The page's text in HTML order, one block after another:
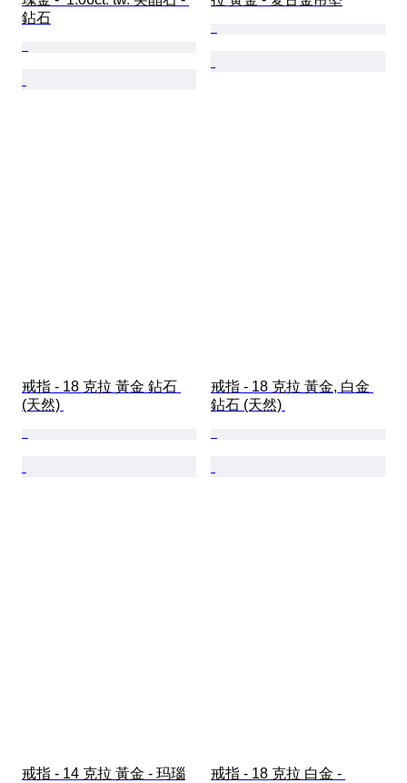
鉆石
戒指 - 18 克拉 黃金 鉆石
(天然)
戒指 - 18 克拉 黃金, 白金
鉆石 (天然)
戒指 - 14 克拉 黃金 - 玛瑙
戒指 - 18 克拉 白金 -